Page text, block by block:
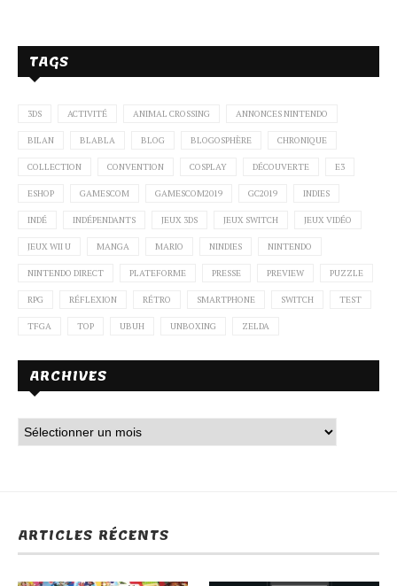
TAGS
3DS ACTIVITÉ ANIMAL CROSSING ANNONCES NINTENDO
BILAN BLABLA BLOG BLOGOSPHÈRE CHRONIQUE
COLLECTION CONVENTION COSPLAY DÉCOUVERTE E3
ESHOP GAMESCOM GAMESCOM2019 GC2019 INDIES
INDÉ INDÉPENDANTS JEUX 3DS JEUX SWITCH JEUX VIDÉO
JEUX WII U MANGA MARIO NINDIES NINTENDO
NINTENDO DIRECT PLATEFORME PRESSE PREVIEW PUZZLE
RPG RÉFLEXION RÉTRO SMARTPHONE SWITCH TEST
TFGA TOP UBUH UNBOXING ZELDA
ARCHIVES
ARTICLES RÉCENTS